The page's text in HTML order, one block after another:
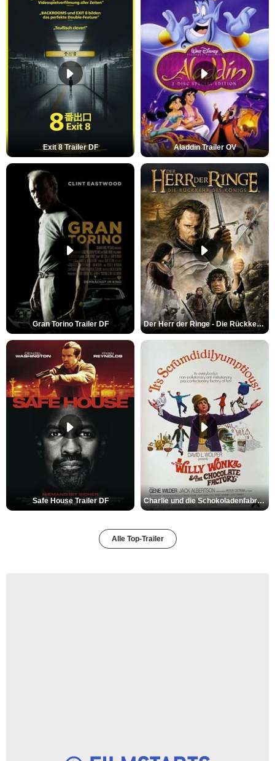
Exit 8 Trailer DF Aladdin Trailer OV
Gran Torino Trailer DF Der Herr der Ringe - Die Rückkehr des Königs Trailer OV
Safe House Trailer DF Charlie und die Schokoladenfabrik Trailer OV
Alle Top-Trailer